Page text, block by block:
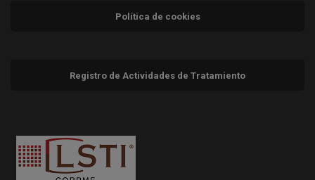
Política de cookies
Registro de Actividades de Tratamiento